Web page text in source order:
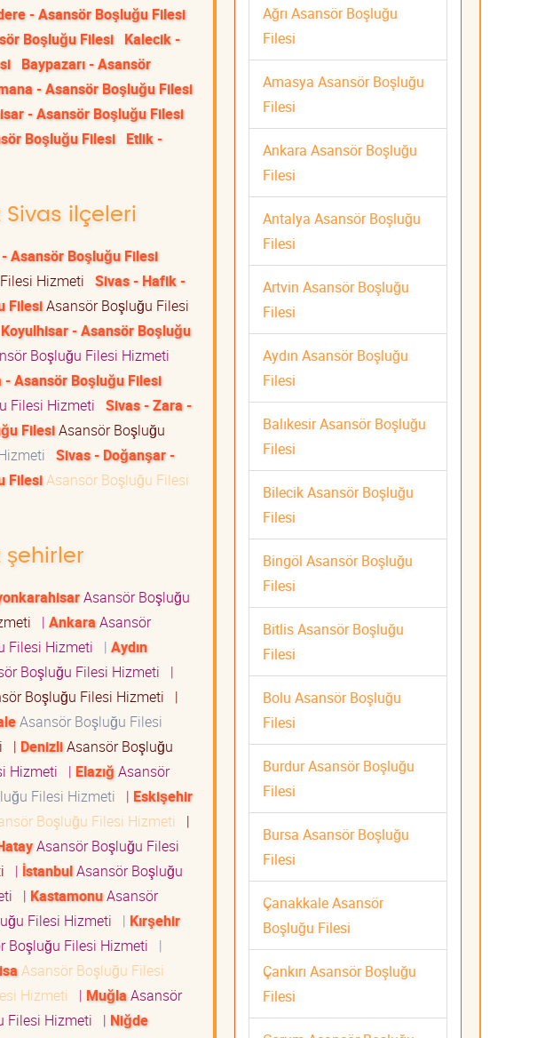
- Asansör Boşluğu Filesi
Boşluğu Filesi Kalecik -
Baypazarı - Asansör
- Asansör Boşluğu Filesi
- Asansör Boşluğu Filesi
Boşluğu Filesi Etlik -
Sivas ilçeleri
Asansör Boşluğu Filesi
Hizmeti Sivas - Hafik -
FilesiAsansör Boşluğu Filesi
- Asansör Boşluğu
Boşluğu Filesi Hizmeti
- Asansör Boşluğu Filesi
Filesi Hizmeti Sivas - Zara -
FilesiAsansör Boşluğu
Sivas - Doğanşar -
FilesiAsansör Boşluğu Filesi
şehirler
Asansör Boşluğu
| AnkaraAsansör
Filesi Hizmeti | Aydın
Boşluğu Filesi Hizmeti
|
Boşluğu Filesi Hizmeti
|
Asansör Boşluğu Filesi
| DenizliAsansör Boşluğu
Hizmeti | ElazığAsansör
Filesi Hizmeti | Eskişehir
Boşluğu Filesi Hizmeti
|
Asansör Boşluğu Filesi
| İstanbulAsansör Boşluğu
| KastamonuAsansör
Filesi Hizmeti | Kırşehir
Boşluğu Filesi Hizmeti
|
Asansör Boşluğu Filesi
Hizmeti | MuğlaAsansör
Filesi Hizmeti | Niğde
Ağrı Asansör Boşluğu
Filesi
Amasya Asansör Boşluğu
Filesi
Ankara Asansör Boşluğu
Filesi
Antalya Asansör Boşluğu
Filesi
Artvin Asansör Boşluğu
Filesi
Aydın Asansör Boşluğu
Filesi
Balıkesir Asansör Boşluğu
Filesi
Bilecik Asansör Boşluğu
Filesi
Bingöl Asansör Boşluğu
Filesi
Bitlis Asansör Boşluğu
Filesi
Bolu Asansör Boşluğu
Filesi
Burdur Asansör Boşluğu
Filesi
Bursa Asansör Boşluğu
Filesi
Çanakkale Asansör
Boşluğu Filesi
Çankırı Asansör Boşluğu
Filesi